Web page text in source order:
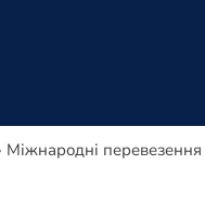
Міжнародні